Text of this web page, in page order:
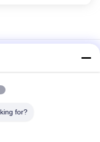
있는 펄프 조형 기계장치 회
for?